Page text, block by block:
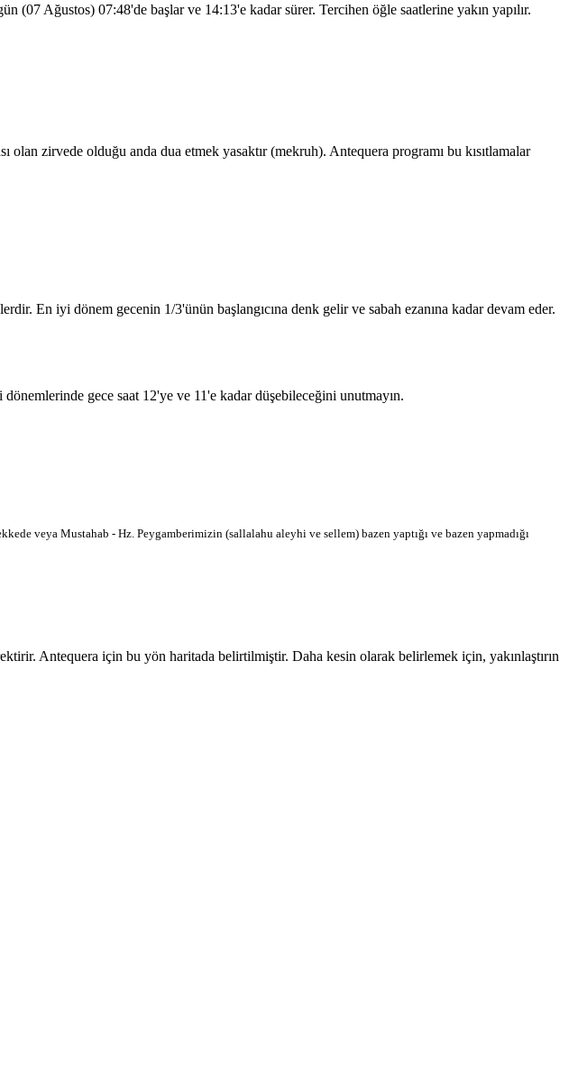
(07 Ağustos) 07:48'de başlar ve 14:13'e kadar sürer. Tercihen öğle saatlerine yakın yapılır.
zirvede olduğu anda dua etmek yasaktır (mekruh). Antequera programı bu kısıtlamalar
En iyi dönem gecenin 1/3'ünün başlangıcına denk gelir ve sabah ezanına kadar devam eder.
dönemlerinde gece saat 12'ye ve 11'e kadar düşebileceğini unutmayın.
veya Mustahab - Hz. Peygamberimizin (sallalahu aleyhi ve sellem) bazen yaptığı ve bazen yapmadığı
Antequera için bu yön haritada belirtilmiştir. Daha kesin olarak belirlemek için, yakınlaştırın